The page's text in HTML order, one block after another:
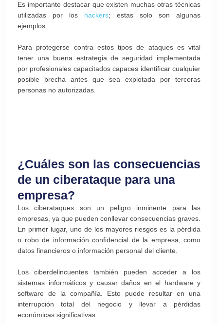
Es importante destacar que existen muchas otras técnicas
utilizadas por los hackers; estas solo son algunas
ejemplos.
Para protegerse contra estos tipos de ataques es vital
tener una buena estrategia de seguridad implementada
por profesionales capacitados capaces identificar cualquier
posible brecha antes que sea explotada por terceras
personas no autorizadas.
¿Cuáles son las consecuencias
de un ciberataque para una
empresa?
Los ciberataques son un peligro inminente para las
empresas, ya que pueden conllevar consecuencias graves.
En primer lugar, uno de los mayores riesgos es la pérdida
o robo de información confidencial de la empresa, como
datos financieros o información personal del cliente.
Los ciberdelincuentes también pueden acceder a los
sistemas informáticos y causar daños en el hardware y
software de la compañía. Esto puede resultar en una
interrupción total del negocio y llevar a pérdidas
económicas significativas.